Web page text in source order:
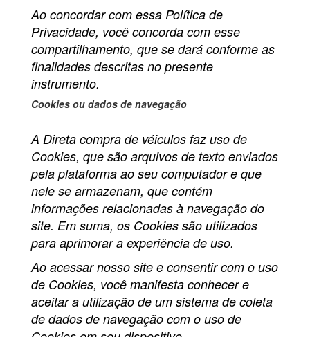
Ao concordar com essa Política de
Privacidade, você concorda com esse
compartilhamento, que se dará conforme as
finalidades descritas no presente
instrumento.
Cookies ou dados de navegação
A Direta compra de véiculos faz uso de
Cookies, que são arquivos de texto enviados
pela plataforma ao seu computador e que
nele se armazenam, que contém
informações relacionadas à navegação do
site. Em suma, os Cookies são utilizados
para aprimorar a experiência de uso.
Ao acessar nosso site e consentir com o uso
de Cookies, você manifesta conhecer e
aceitar a utilização de um sistema de coleta
de dados de navegação com o uso de